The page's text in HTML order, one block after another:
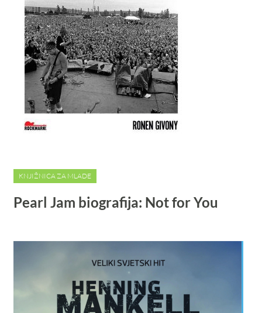
KNJIŽNICA ZA MLADE
Pearl Jam biografija: Not for You